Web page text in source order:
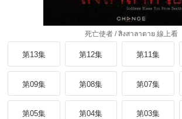
死亡使者 / สิงสาลาตาย 線上看
第13集 第12集 第11集
第09集 第08集 第07集
第05集 第04集 第03集